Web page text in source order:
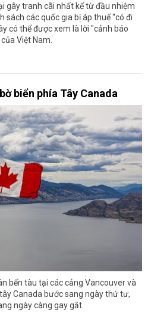
gây tranh cãi nhất kể từ đầu nhiệm
sách các quốc gia bị áp thuế “có đi
có thể được xem là lời "cảnh báo
Việt Nam.
biển phía Tây Canada
bến tàu tại các cảng Vancouver và
Canada bước sang ngày thứ tư,
ngày càng gay gắt.